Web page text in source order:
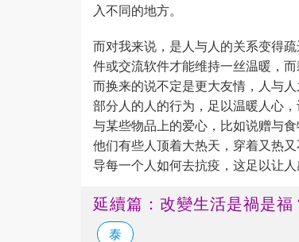
入不同的地方。
而对我来说，是人与人的关系变得
件或交流软件才能维持一丝温暖，
而换来的说不定是更大友情，人与
部分人的人的行为，足以温暖人心
与某些物品上的爱心，比如说赠与
他们有些人顶着大热天，穿着又热
导每一个人如何去抗疫，这足以让人
延續篇：改變生活是禍是福
泰